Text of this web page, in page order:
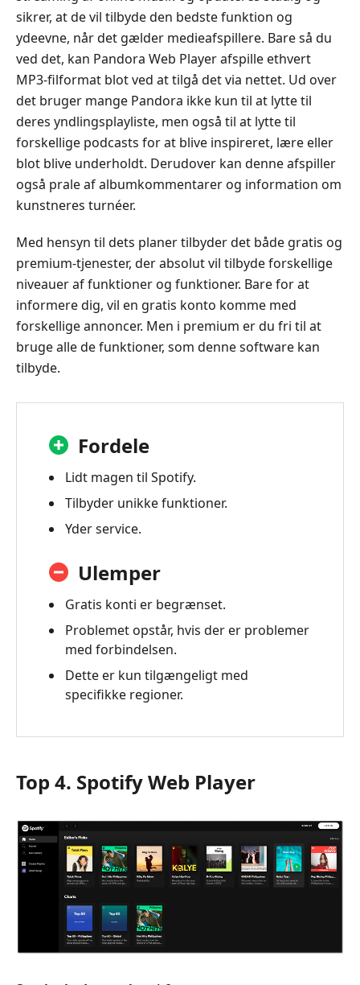
sikrer, at de vil tilbyde den bedste funktion og
ydeevne, når det gælder medieafspillere. Bare så du
ved det, kan Pandora Web Player afspille ethvert
MP3‑filformat blot ved at tilgå det via nettet. Ud over
det bruger mange Pandora ikke kun til at lytte til
deres yndlingsplayliste, men også til at lytte til
forskellige podcasts for at blive inspireret, lære eller
blot blive underholdt. Derudover kan denne afspiller
også prale af albumkommentarer og information om
kunstneres turnéer.
Med hensyn til dets planer tilbyder det både gratis og
premium-tjenester, der absolut vil tilbyde forskellige
niveauer af funktioner og funktioner. Bare for at
informere dig, vil en gratis konto komme med
forskellige annoncer. Men i premium er du fri til at
bruge alle de funktioner, som denne software kan
tilbyde.
Fordele
Lidt magen til Spotify.
Tilbyder unikke funktioner.
Yder service.
Ulemper
Gratis konti er begrænset.
Problemet opstår, hvis der er problemer
med forbindelsen.
Dette er kun tilgængeligt med
specifikke regioner.
Top 4. Spotify Web Player